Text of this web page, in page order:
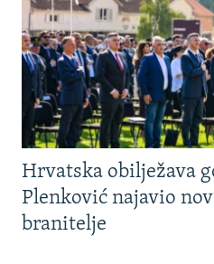
Hrvatska obilježava
Plenković najavio
branitelje